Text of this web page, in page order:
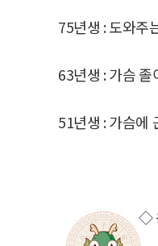
75년생 : 도와주
63년생 : 가슴
51년생 : 가슴에
◇